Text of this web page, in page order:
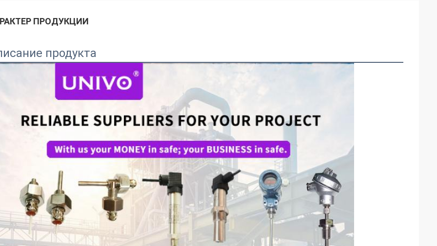
ПРОДУКЦИИ
продукта